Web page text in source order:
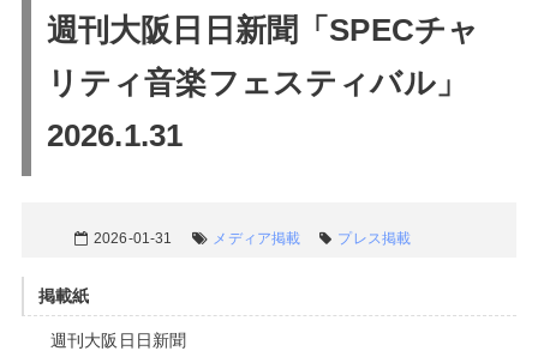
週刊大阪日日新聞「SPECチャ
リティ音楽フェスティバル」
2026.1.31
2026-01-31 メディア掲載 プレス掲載
掲載紙
週刊大阪日日新聞